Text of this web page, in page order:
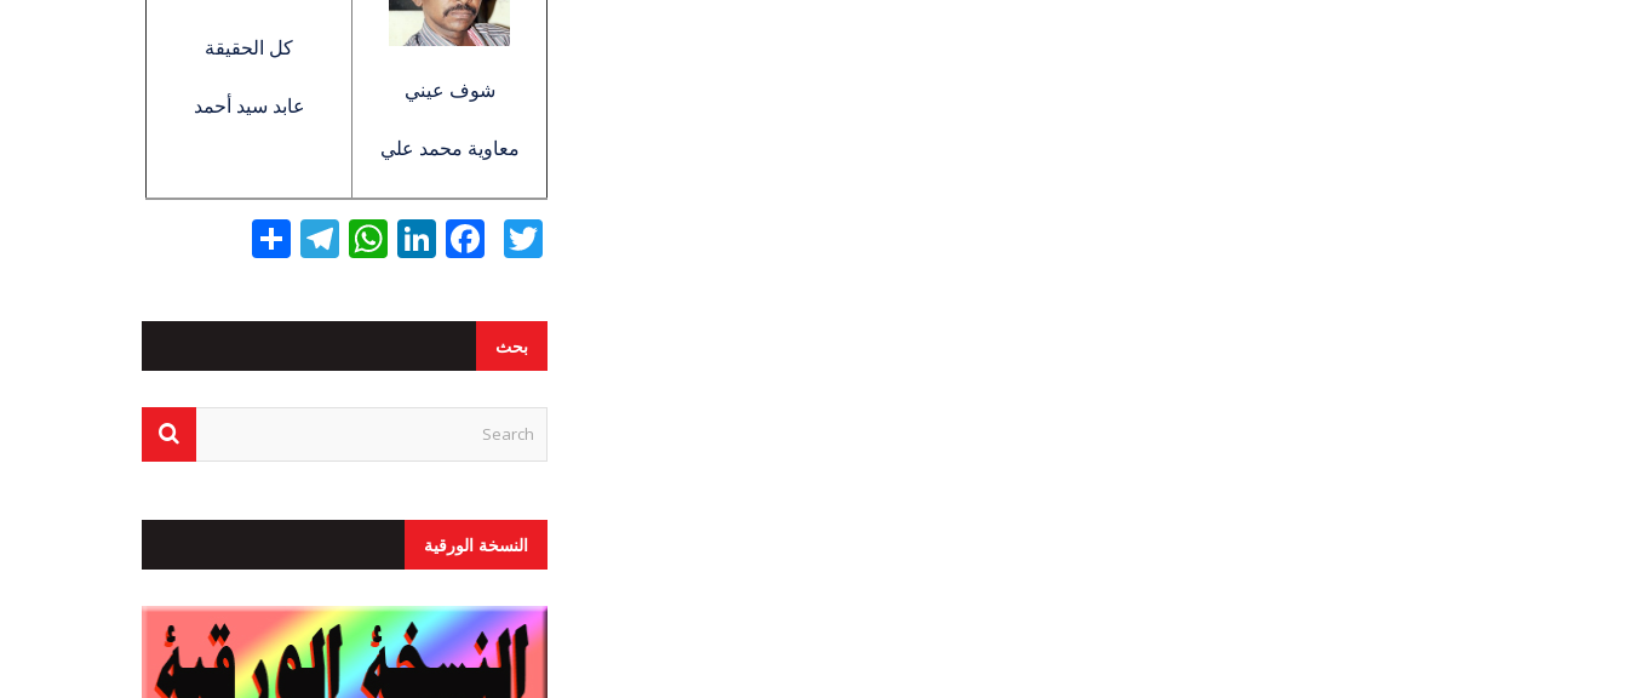
شوف عيني
معاوية محمد علي
كل الحقيقة
عابد سيد أحمد
Twitter
Facebook
LinkedIn
WhatsApp
Telegram
بحث
النسخة الورقية